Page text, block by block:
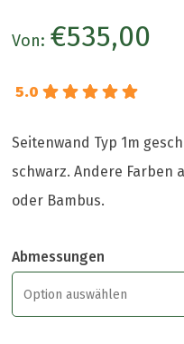
Von: €535,00
5.0
Seitenwand Typ 1m
schwarz. Andere Farben
oder Bambus.
Abmessungen